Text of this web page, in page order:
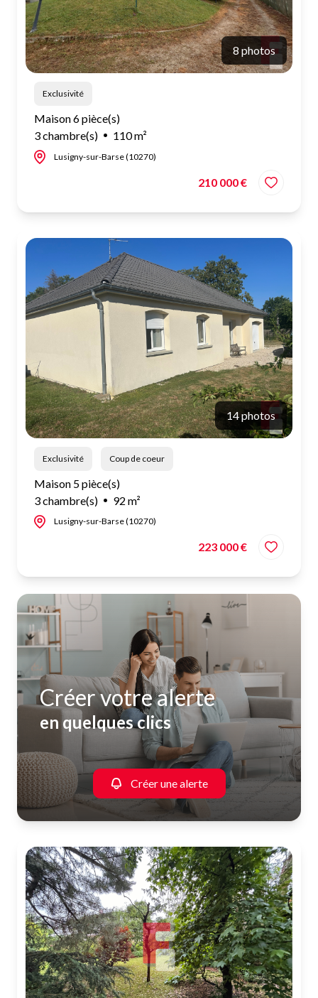
8 photos
Exclusivité
Maison 6 pièce(s)
3 chambre(s)
110 m²
Lusigny-sur-Barse (10270)
210 000 €
14 photos
Exclusivité Coup de coeur
Maison 5 pièce(s)
3 chambre(s)
92 m²
Lusigny-sur-Barse (10270)
223 000 €
Créer votre alerte
en quelques clics
Créer une alerte